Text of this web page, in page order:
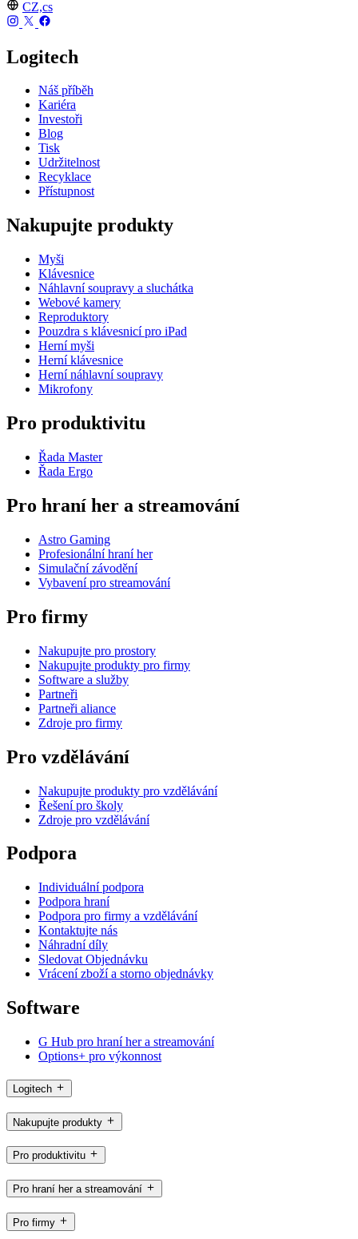
CZ,cs
Logitech
Náš příběh
Kariéra
Investoři
Blog
Tisk
Udržitelnost
Recyklace
Přístupnost
Nakupujte produkty
Myši
Klávesnice
Náhlavní soupravy a sluchátka
Webové kamery
Reproduktory
Pouzdra s klávesnicí pro iPad
Herní myši
Herní klávesnice
Herní náhlavní soupravy
Mikrofony
Pro produktivitu
Řada Master
Řada Ergo
Pro hraní her a streamování
Astro Gaming
Profesionální hraní her
Simulační závodění
Vybavení pro streamování
Pro firmy
Nakupujte pro prostory
Nakupujte produkty pro firmy
Software a služby
Partneři
Partneři aliance
Zdroje pro firmy
Pro vzdělávání
Nakupujte produkty pro vzdělávání
Řešení pro školy
Zdroje pro vzdělávání
Podpora
Individuální podpora
Podpora hraní
Podpora pro firmy a vzdělávání
Kontaktujte nás
Náhradní díly
Sledovat Objednávku
Vrácení zboží a storno objednávky
Software
G Hub pro hraní her a streamování
Options+ pro výkonnost
Logitech
Nakupujte produkty
Pro produktivitu
Pro hraní her a streamování
Pro firmy